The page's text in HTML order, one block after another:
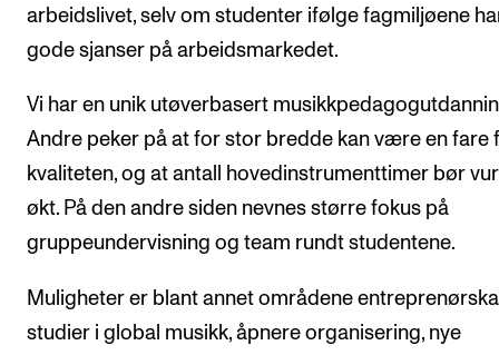
arbeidslivet, selv om studenter ifølge fagmiljøene
gode sjanser på arbeidsmarkedet.
Vi har en unik utøverbasert
Andre peker på at for stor bredde kan være en fare
kvaliteten, og at antall hovedinstrumenttimer bør
økt. På den andre siden nevnes større fokus på
gruppeundervisning og team rundt studentene.
Muligheter er blant annet områdene
studier i global musikk, åpnere organisering, nye